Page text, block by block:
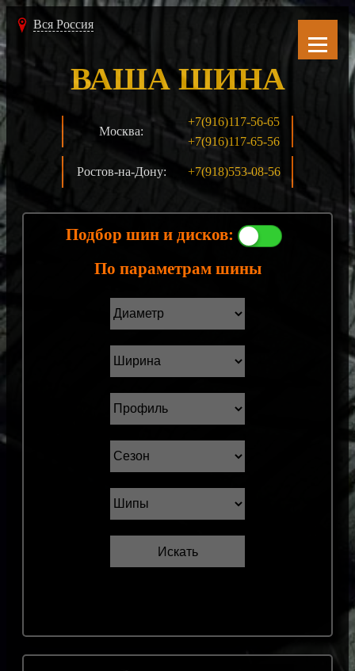
Вся Россия
Москва:
+7(916)117-56-65
+7(916)117-65-56
Ростов-на-Дону: +7(918)553-08-56
ВАША ШИНА
Подбор шин и дисков:
По параметрам шины